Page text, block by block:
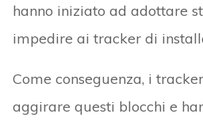
hanno iniziato ad adottare
impedire ai tracker di
Come conseguenza, i
aggirare questi blocchi e